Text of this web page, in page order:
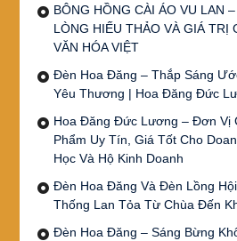
BÔNG HỒNG CÀI ÁO VU LAN
LÒNG HIẾU THẢO VÀ GIÁ TRỊ
VĂN HÓA VIỆT
Đèn Hoa Đăng – Thắp Sáng
Yêu Thương | Hoa Đăng Đức
Hoa Đăng Đức Lương – Đơn Vị
Phẩm Uy Tín, Giá Tốt Cho
Học Và Hộ Kinh Doanh
Đèn Hoa Đăng Và Đèn Lồng
Thống Lan Tỏa Từ Chùa Đến
Đèn Hoa Đăng – Sáng Bừng